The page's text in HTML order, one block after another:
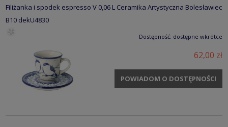
Filiżanka i spodek espresso V 0,06 L Ceramika Artystyczna Bolesławiec
B10 dekU4830
Dostępność: dostępne wkrótce
62,00 zł
POWIADOM O DOSTĘPNOŚCI